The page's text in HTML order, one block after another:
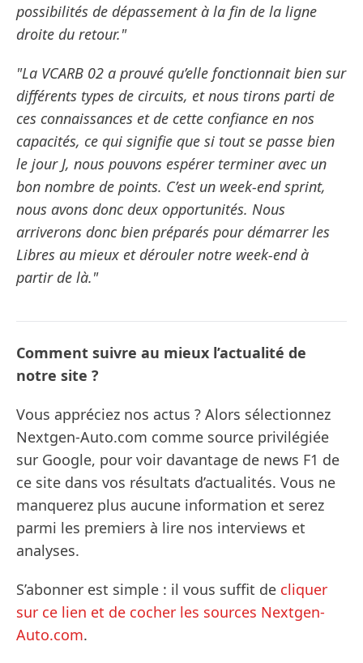
possibilités de dépassement à la fin de la ligne
droite du retour."
"La VCARB 02 a prouvé qu’elle fonctionnait bien sur
différents types de circuits, et nous tirons parti de
ces connaissances et de cette confiance en nos
capacités, ce qui signifie que si tout se passe bien
le jour J, nous pouvons espérer terminer avec un
bon nombre de points. C’est un week-end sprint,
nous avons donc deux opportunités. Nous
arriverons donc bien préparés pour démarrer les
Libres au mieux et dérouler notre week-end à
partir de là."
Comment suivre au mieux l’actualité de
notre site ?
Vous appréciez nos actus ? Alors sélectionnez
Nextgen-Auto.com comme source privilégiée
sur Google, pour voir davantage de news F1 de
ce site dans vos résultats d’actualités. Vous ne
manquerez plus aucune information et serez
parmi les premiers à lire nos interviews et
analyses.
S’abonner est simple : il vous suffit de cliquer
sur ce lien et de cocher les sources Nextgen-
Auto.com.